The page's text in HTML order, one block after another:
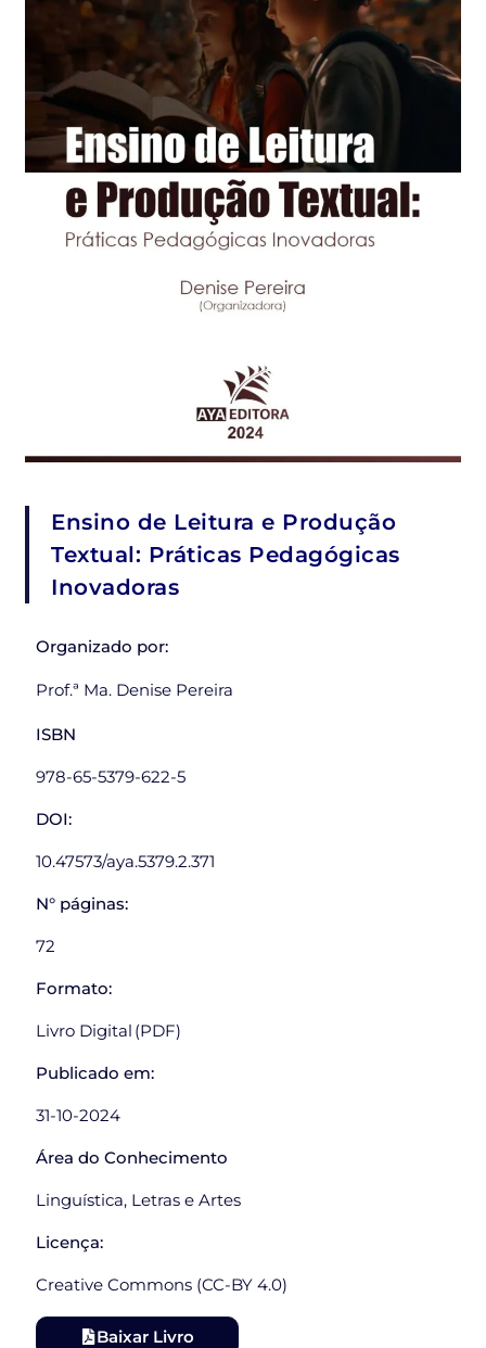
Ensino de Leitura e Produção
Textual: Práticas Pedagógicas
Inovadoras
Organizado por:
Prof.ª Ma. Denise Pereira
ISBN
978-65-5379-622-5
DOI:
10.47573/aya.5379.2.371
N° páginas:
72
Formato:
Livro Digital (PDF)
Publicado em:
31-10-2024
Área do Conhecimento
Linguística, Letras e Artes
Licença:
Creative Commons (CC-BY 4.0)
Baixar Livro